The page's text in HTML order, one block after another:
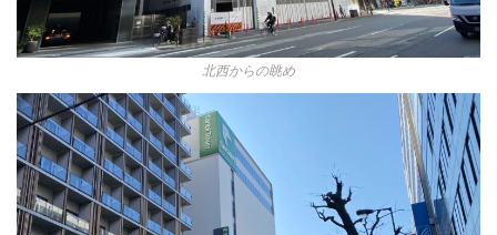
北西からの眺め